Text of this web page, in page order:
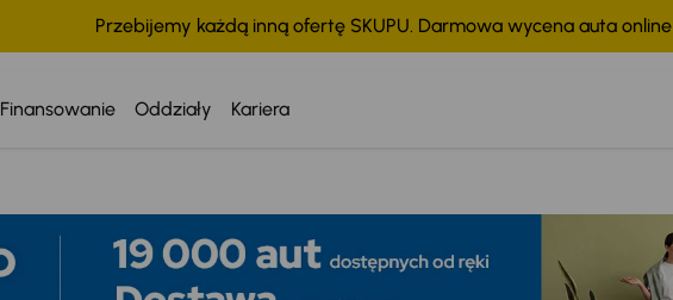
Przebijemy każdą inną ofertę SKUPU. Darmowa wycena auta online
Finansowanie Oddziały Kariera